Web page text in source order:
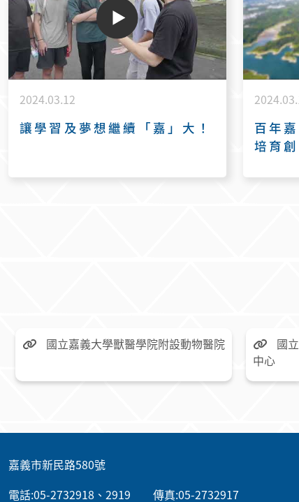
2024.03.12
讓學習及夢想繼續「嘉」大！
百年
培育
國立嘉義大學獸醫學院附設動物醫院
國
中心
嘉義市新民路580號
電話:05-2732918、2919 傳真:05-2732917